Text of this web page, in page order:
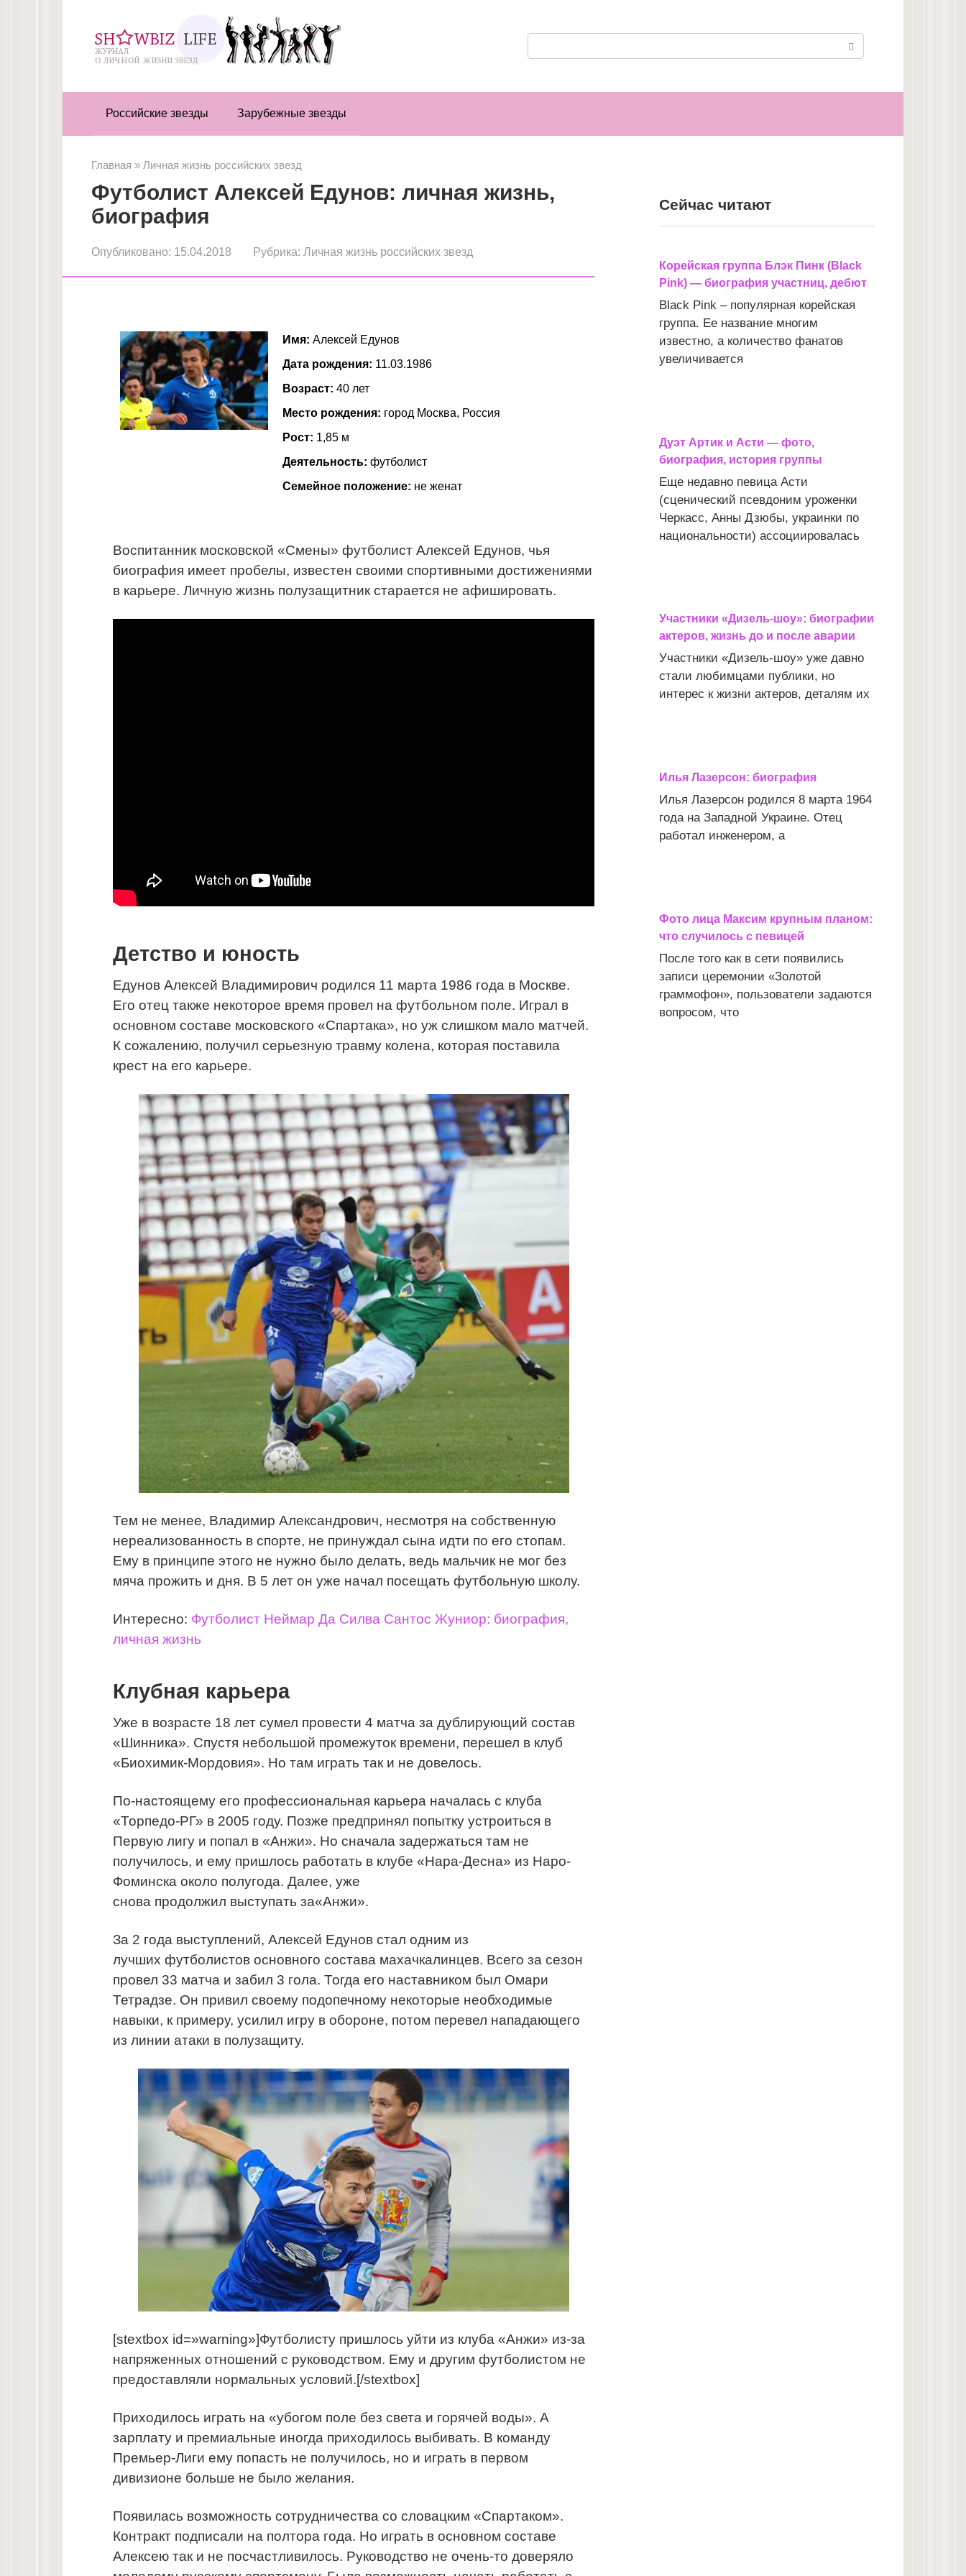
Российские звезды Зарубежные звезды
Главная » Личная жизнь российских звезд
Футболист Алексей Едунов: личная жизнь,
биография
Опубликовано: 15.04.2018 Рубрика: Личная жизнь российских звезд
Имя: Алексей Едунов
Дата рождения: 11.03.1986
Возраст:40 лет
Место рождения: город Москва, Россия
Рост: 1,85 м
Деятельность: футболист
Семейное положение: не женат
Воспитанник московской «Смены» футболист Алексей Едунов, чья
биография имеет пробелы, известен своими спортивными достижениями
в карьере. Личную жизнь полузащитник старается не афишировать.
Детство и юность
Едунов Алексей Владимирович родился 11 марта 1986 года в Москве.
Его отец также некоторое время провел на футбольном поле. Играл в
основном составе московского «Спартака», но уж слишком мало матчей.
К сожалению, получил серьезную травму колена, которая поставила
крест на его карьере.
Тем не менее, Владимир Александрович, несмотря на собственную
нереализованность в спорте, не принуждал сына идти по его стопам.
Ему в принципе этого не нужно было делать, ведь мальчик не мог без
мяча прожить и дня. В 5 лет он уже начал посещать футбольную школу.
Интересно: Футболист Неймар Да Силва Сантос Жуниор: биография,
личная жизнь
Клубная карьера
Уже в возрасте 18 лет сумел провести 4 матча за дублирующий состав
«Шинника». Спустя небольшой промежуток времени, перешел в клуб
«Биохимик-Мордовия». Но там играть так и не довелось.
По-настоящему его профессиональная карьера началась с клуба
«Торпедо-РГ» в 2005 году. Позже предпринял попытку устроиться в
Первую лигу и попал в «Анжи». Но сначала задержаться там не
получилось, и ему пришлось работать в клубе «Нара-Десна» из Наро-
Фоминска около полугода. Далее, уже
снова продолжил выступать за«Анжи».
За 2 года выступлений, Алексей Едунов стал одним из
лучших футболистов основного состава махачкалинцев. Всего за сезон
провел 33 матча и забил 3 гола. Тогда его наставником был Омари
Тетрадзе. Он привил своему подопечному некоторые необходимые
навыки, к примеру, усилил игру в обороне, потом перевел нападающего
из линии атаки в полузащиту.
[stextbox id=»warning»]Футболисту пришлось уйти из клуба «Анжи» из-за
напряженных отношений с руководством. Ему и другим футболистом не
предоставляли нормальных условий.[/stextbox]
Приходилось играть на «убогом поле без света и горячей воды». А
зарплату и премиальные иногда приходилось выбивать. В команду
Премьер-Лиги ему попасть не получилось, но и играть в первом
дивизионе больше не было желания.
Появилась возможность сотрудничества со словацким «Спартаком».
Контракт подписали на полтора года. Но играть в основном составе
Алексею так и не посчастливилось. Руководство не очень-то доверяло
Сейчас читают
Корейская группа Блэк Пинк (Black
Pink) — биография участниц, дебют
Black Pink – популярная корейская
группа. Ее название многим
известно, а количество фанатов
увеличивается
Дуэт Артик и Асти — фото,
биография, история группы
Еще недавно певица Асти
(сценический псевдоним уроженки
Черкасс, Анны Дзюбы, украинки по
национальности) ассоциировалась
Участники «Дизель-шоу»: биографии
актеров, жизнь до и после аварии
Участники «Дизель-шоу» уже давно
стали любимцами публики, но
интерес к жизни актеров, деталям их
Илья Лазерсон: биография
Илья Лазерсон родился 8 марта 1964
года на Западной Украине. Отец
работал инженером, а
Фото лица Максим крупным планом:
что случилось с певицей
После того как в сети появились
записи церемонии «Золотой
граммофон», пользователи задаются
вопросом, что